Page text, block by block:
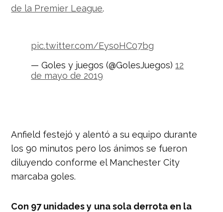
de la Premier League.
pic.twitter.com/EysoHC07bg
— Goles y juegos (@GolesJuegos)12
de mayo de 2019
Anfield festejó y alentó a su equipo durante
los 90 minutos pero los ánimos se fueron
diluyendo conforme el Manchester City
marcaba goles.
Con 97 unidades y una sola derrota en la